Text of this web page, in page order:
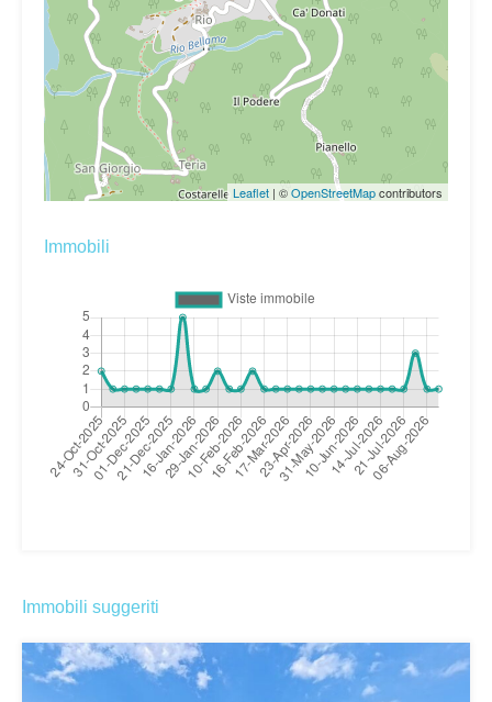
Leaflet | ©OpenStreetMapcontributors
Immobili
Immobili suggeriti